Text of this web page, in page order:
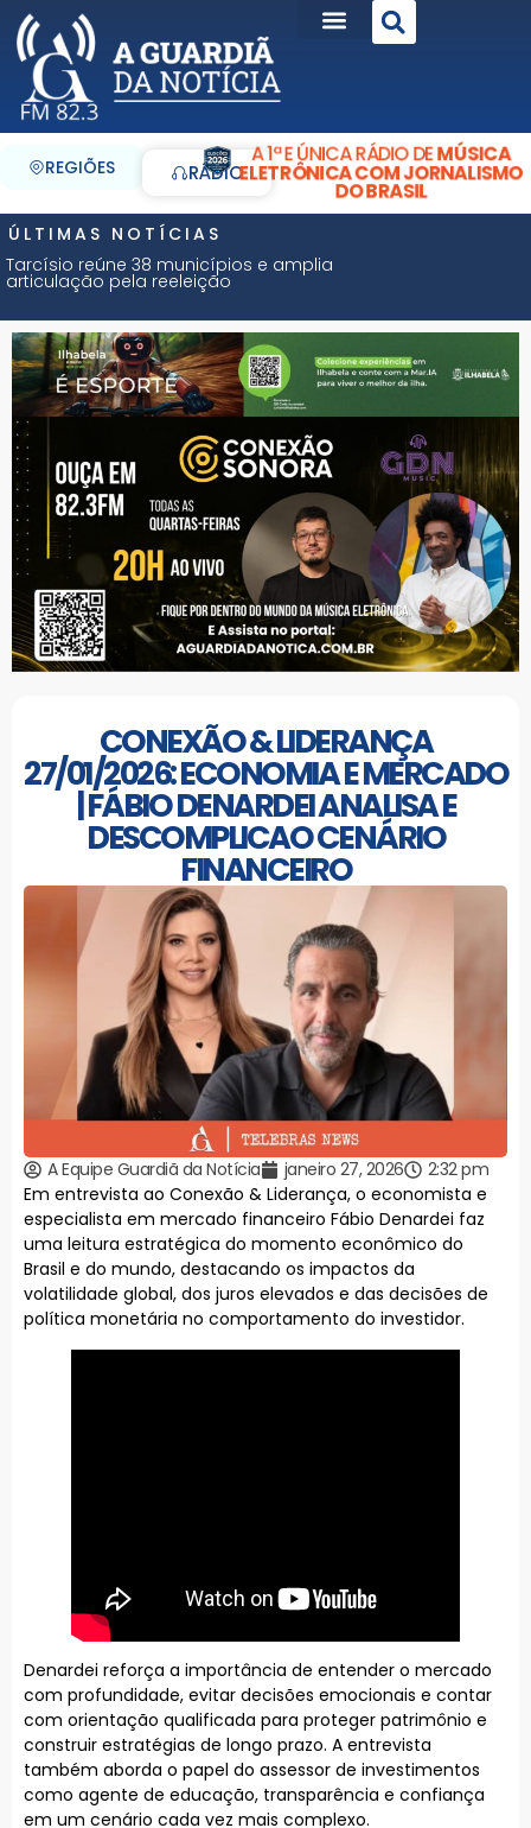
REGIÕES RÁDIO
A 1ª E ÚNICA RÁDIO DEMÚSICA
ELETRÔNICA COM JORNALISMO
DO BRASIL
ÚLTIMAS NOTÍCIAS
Tarcísio reúne 38 municípios e amplia
articulação pela reeleição
CONEXÃO & LIDERANÇA
27/01/2026: ECONOMIA E MERCADO
| FÁBIO DENARDEI ANALISA E
DESCOMPLICAO CENÁRIO
FINANCEIRO
A Equipe Guardiã da Notícia janeiro 27, 2026
2:32 pm
Em entrevista ao Conexão & Liderança, o economista e
especialista em mercado financeiro Fábio Denardei faz
uma leitura estratégica do momento econômico do
Brasil e do mundo, destacando os impactos da
volatilidade global, dos juros elevados e das decisões de
política monetária no comportamento do investidor.
Denardei reforça a importância de entender o mercado
com profundidade, evitar decisões emocionais e contar
com orientação qualificada para proteger patrimônio e
construir estratégias de longo prazo. A entrevista
também aborda o papel do assessor de investimentos
como agente de educação, transparência e confiança
em um cenário cada vez mais complexo.